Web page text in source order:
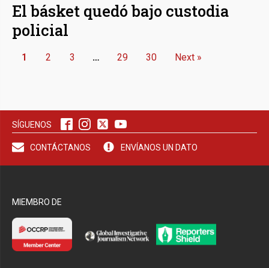
El básket quedó bajo custodia
policial
1 2 3 … 29 30 Next »
SÍGUENOS
CONTÁCTANOS ENVÍANOS UN DATO
MIEMBRO DE